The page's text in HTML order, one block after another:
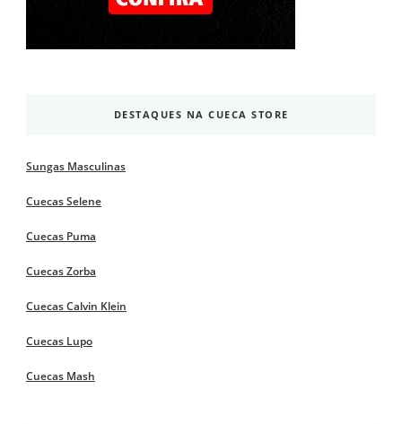
DESTAQUES NA CUECA STORE
Sungas Masculinas
Cuecas Selene
Cuecas Puma
Cuecas Zorba
Cuecas Calvin Klein
Cuecas Lupo
Cuecas Mash